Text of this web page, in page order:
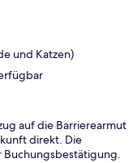
und Katzen)
auf die Barrierearmut
direkt. Die